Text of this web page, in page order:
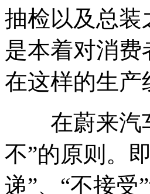
抽检以及总装
是本着对消费
在这样的生产
在蔚来汽车
不”的原则。
递”、“不接受